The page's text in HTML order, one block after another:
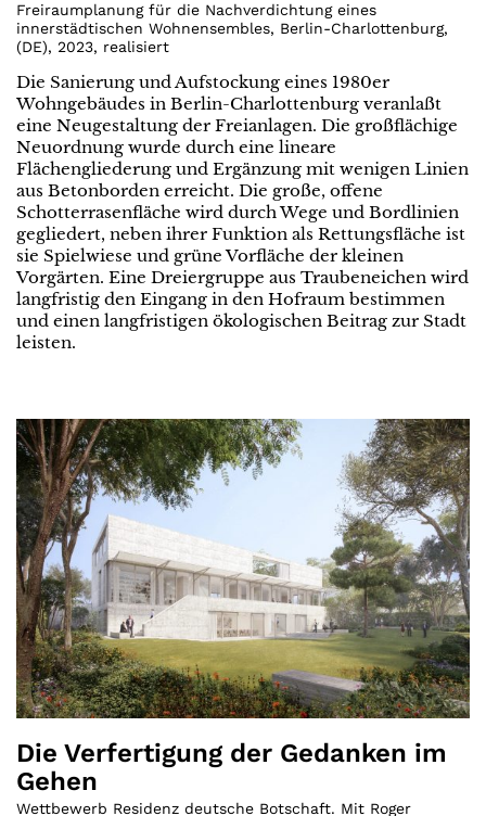
Freiraumplanung für die Nachverdichtung eines
innerstädtischen Wohnensembles, Berlin-Charlottenburg,
(DE), 2023, realisiert
Die Sanierung und Aufstockung eines 1980er
Wohngebäudes in Berlin-Charlottenburg veranlaßt
eine Neugestaltung der Freianlagen. Die großflächige
Neuordnung wurde durch eine lineare
Flächengliederung und Ergänzung mit wenigen Linien
aus Betonborden erreicht. Die große, offene
Schotterrasenfläche wird durch Wege und Bordlinien
gegliedert, neben ihrer Funktion als Rettungsfläche ist
sie Spielwiese und grüne Vorfläche der kleinen
Vorgärten. Eine Dreiergruppe aus Traubeneichen wird
langfristig den Eingang in den Hofraum bestimmen
und einen langfristigen ökologischen Beitrag zur Stadt
leisten.
Die Verfertigung der Gedanken im
Gehen
Wettbewerb Residenz deutsche Botschaft. Mit Roger